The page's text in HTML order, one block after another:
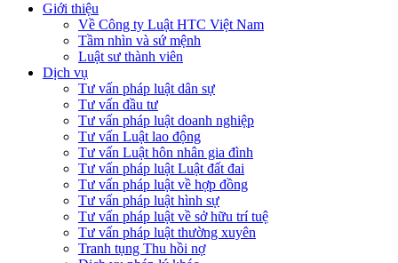
Giới thiệu
Về Công ty Luật HTC Việt Nam
Tầm nhìn và sứ mệnh
Luật sư thành viên
Dịch vụ
Tư vấn pháp luật dân sự
Tư vấn đầu tư
Tư vấn pháp luật doanh nghiệp
Tư vấn Luật lao động
Tư vấn Luật hôn nhân gia đình
Tư vấn pháp luật Luật đất đai
Tư vấn pháp luật về hợp đồng
Tư vấn pháp luật hình sự
Tư vấn pháp luật về sở hữu trí tuệ
Tư vấn pháp luật thường xuyên
Tranh tụng Thu hồi nợ